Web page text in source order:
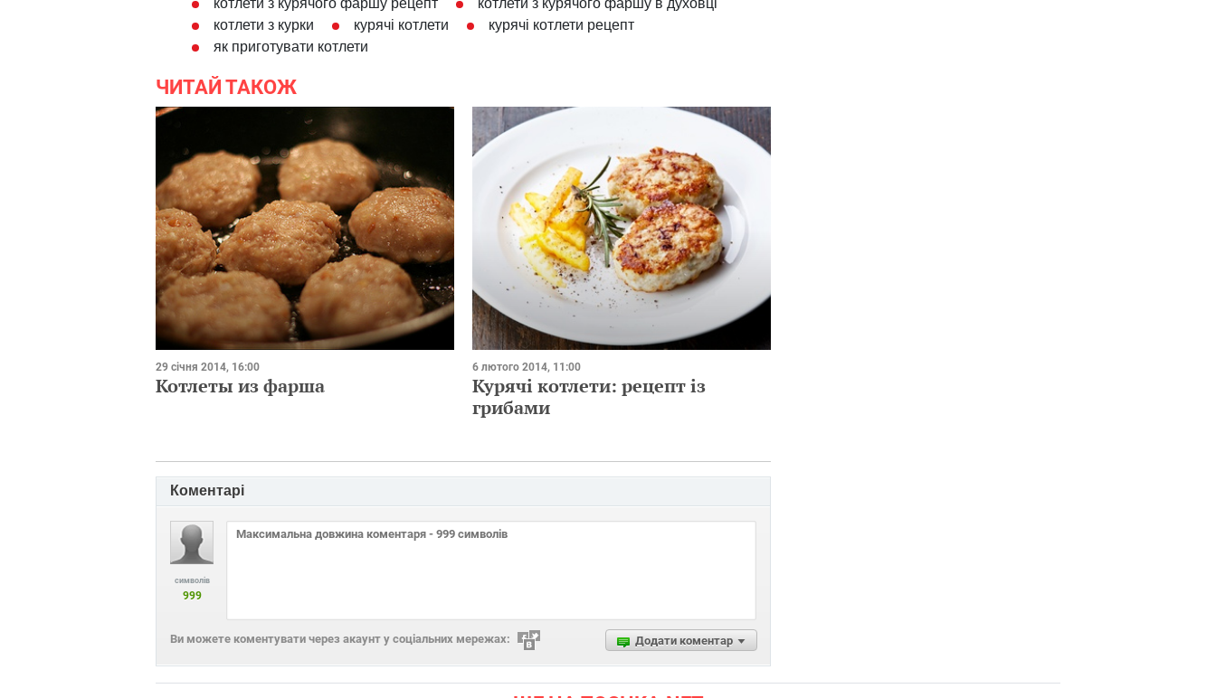
котлети з курячого фаршу рецепт
котлети з курячого фаршу в духовці
котлети з курки
курячі котлети
курячі котлети рецепт
як приготувати котлети
ЧИТАЙ ТАКОЖ
29 січня 2014, 16:00
Котлеты из фарша
6 лютого 2014, 11:00
Курячі котлети: рецепт із
грибами
Коментарі
символів
999
Додати коментар
Ви можете коментувати через акаунт у соціальних мережах: